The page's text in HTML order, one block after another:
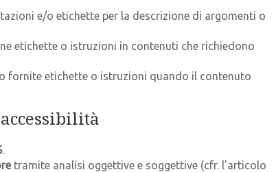
e/o etichette per la descrizione di argomenti o
etichette o istruzioni in contenuti che richiedono
fornite etichette o istruzioni quando il contenuto
.
tramite analisi oggettive e soggettive (cfr. l'articolo